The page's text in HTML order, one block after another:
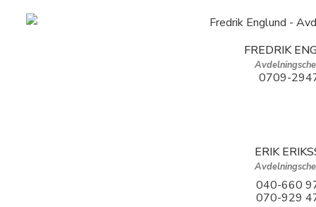
FREDRIK
0709-
ERIK
040-660
070-929